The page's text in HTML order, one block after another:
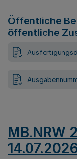
Öffentliche
öffentliche
MB.NRW
14.07.2026